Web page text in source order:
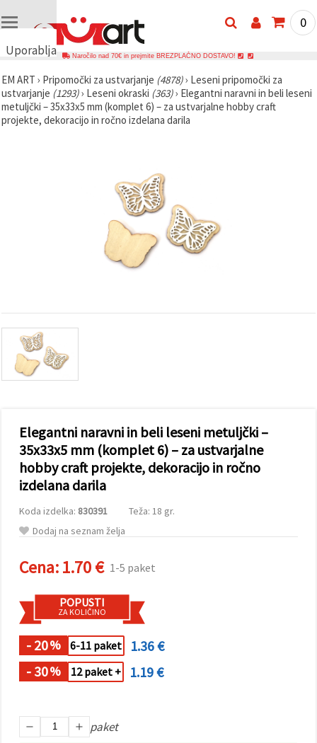
Uporabljamo
🍪
Uporabljamo
piškotke in
podobne
ustreznejše
oglase, tudi
s pomočjo
naših
partnerjev
za analitiko
vse!« se
strinjate z
uporabo
vseh
piškotkov.
Nastavitvah
svoje
določene
in klikom
na gumb
»Shrani«.
Sprejmi
vse
0
Naročilo nad 70€ in prejmite BREZPLAČNO DOSTAVO!
EM ART › Pripomočki za ustvarjanje (4878)› Leseni pripomočki za
ustvarjanje (1293)› Leseni okraski (363)› Elegantni naravni in beli leseni
metuljčki – 35x33x5 mm (komplet 6) – za ustvarjalne hobby craft
projekte, dekoracijo in ročno izdelana darila
Elegantni naravni in beli leseni metuljčki –
35x33x5 mm (komplet 6) – za ustvarjalne
hobby craft projekte, dekoracijo in ročno
izdelana darila
Koda izdelka: 830391
Teža: 18 gr.
Dodaj na seznam želja
Cena:1.70 € 1-5 paket
POPUSTI
ZA KOLIČINO
- 20% 6-11 paket
1.36 €
- 30% 12 paket + 1.19 €
paket